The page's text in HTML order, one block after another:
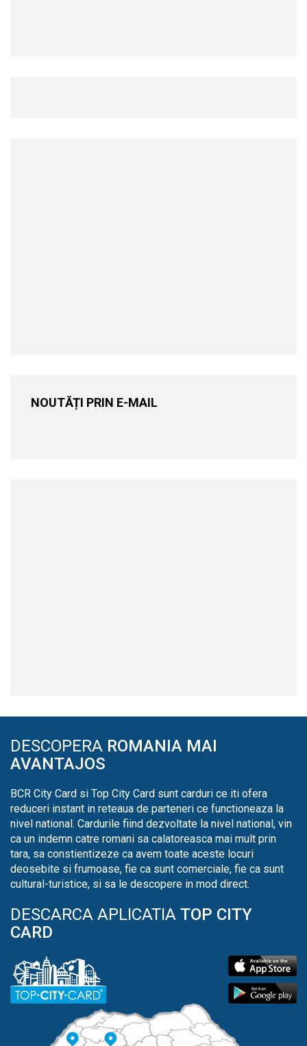
NOUTĂȚI PRIN E-MAIL
DESCOPERA ROMANIA MAI
AVANTAJOS
BCR City Card si Top City Card sunt carduri ce iti ofera
reduceri instant in reteaua de parteneri ce functioneaza la
nivel national. Cardurile fiind dezvoltate la nivel national, vin
ca un indemn catre romani sa calatoreasca mai mult prin
tara, sa constientizeze ca avem toate aceste locuri
deosebite si frumoase, fie ca sunt comerciale, fie ca sunt
cultural-turistice, si sa le descopere in mod direct.
DESCARCA APLICATIA TOP CITY
CARD